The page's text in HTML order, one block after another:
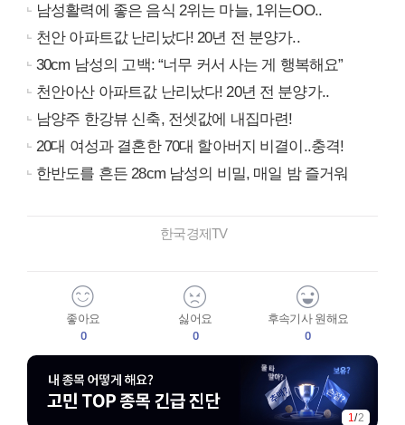
남성활력에 좋은 음식 2위는 마늘, 1위는OO..
천안 아파트값 난리났다! 20년 전 분양가..
30cm 남성의 고백: “너무 커서 사는 게 행복해요”
천안아산 아파트값 난리났다! 20년 전 분양가..
남양주 한강뷰 신축, 전셋값에 내집마련!
20대 여성과 결혼한 70대 할아버지 비결이..충격!
한반도를 흔든 28cm 남성의 비밀, 매일 밤 즐거워
한국경제TV
좋아요
0
싫어요
0
후속기사 원해요
0
1/2